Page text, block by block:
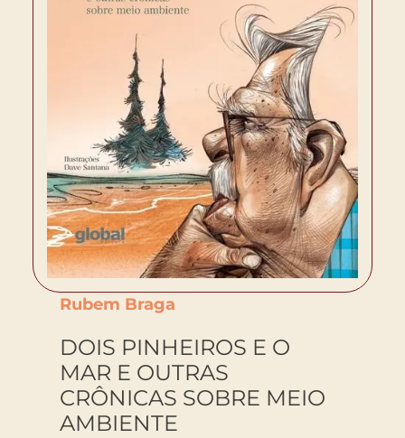
Rubem Braga
DOIS PINHEIROS E O
MAR E OUTRAS
CRÔNICAS SOBRE MEIO
AMBIENTE